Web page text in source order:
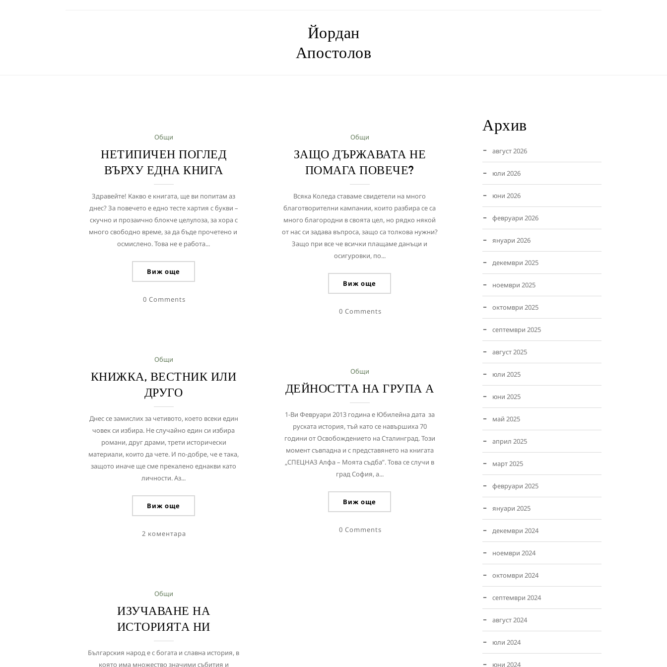
Йордан
Апостолов
Общи
НЕТИПИЧЕН ПОГЛЕД
ВЪРХУ ЕДНА КНИГА
Здравейте! Какво е книгата, ще ви попитам аз
днес? За повечето е едно тесте хартия с букви –
скучно и прозаично блокче целулоза, за хора с
много свободно време, за да бъде прочетено и
осмислено. Това не е работа...
Виж още
0 Comments
Общи
ЗАЩО ДЪРЖАВАТА НЕ
ПОМАГА ПОВЕЧЕ?
Всяка Коледа ставаме свидетели на много
благотворителни кампании, които разбира се са
много благородни в своята цел, но рядко някой
от нас си задава въпроса, защо са толкова нужни?
Защо при все че всички плащаме данъци и
осигуровки, по...
Виж още
0 Comments
Общи
КНИЖКА, ВЕСТНИК ИЛИ
ДРУГО
Днес се замислих за четивото, което всеки един
човек си избира. Не случайно един си избира
романи, друг драми, трети исторически
материали, които да чете. И по-добре, че е така,
защото иначе ще сме прекалено еднакви като
личности. Аз...
Виж още
2 коментара
Общи
ДЕЙНОСТТА НА ГРУПА А
1-Ви Февруари 2013 година е Юбилейна дата за
руската история, тъй като се навършиха 70
години от Освобождението на Сталинград. Този
момент съвпадна и с представянето на книгата
„СПЕЦНАЗ Алфа – Моята съдба”. Това се случи в
град София, а...
Виж още
0 Comments
Общи
ИЗУЧАВАНЕ НА
ИСТОРИЯТА НИ
Българския народ е с богата и славна история, в
която има множество значими събития и
Архив
август 2026
юли 2026
юни 2026
февруари 2026
януари 2026
декември 2025
ноември 2025
октомври 2025
септември 2025
август 2025
юли 2025
юни 2025
май 2025
април 2025
март 2025
февруари 2025
януари 2025
декември 2024
ноември 2024
октомври 2024
септември 2024
август 2024
юли 2024
юни 2024